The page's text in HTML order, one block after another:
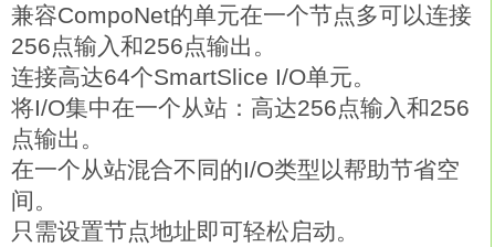
兼容CompoNet的单元在一个节点多可以连接
256点输入和256点输出。
连接高达64个SmartSlice I/O单元。
将I/O集中在一个从站：高达256点输入和256
点输出。
在一个从站混合不同的I/O类型以帮助节省空
间。
只需设置节点地址即可轻松启动。